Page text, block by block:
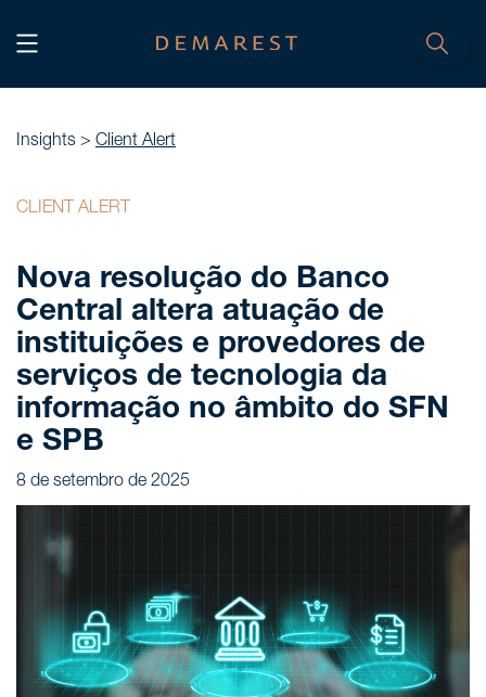
INÍCIO
Home
NÓS, DEMAREST
Sobre nós
Cultura
Profissionais
Carreiras
Insights
CONTATO
Insights > Client Alert
CLIENT ALERT
Nova resolução do Banco
Central altera atuação de
instituições e provedores de
serviços de tecnologia da
informação no âmbito do SFN
e SPB
8 de setembro de 2025